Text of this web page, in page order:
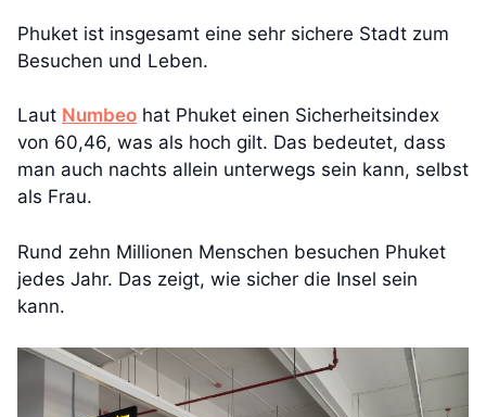
Phuket ist insgesamt eine sehr sichere Stadt zum
Besuchen und Leben.
Laut Numbeo hat Phuket einen Sicherheitsindex
von 60,46, was als hoch gilt. Das bedeutet, dass
man auch nachts allein unterwegs sein kann, selbst
als Frau.
Rund zehn Millionen Menschen besuchen Phuket
jedes Jahr. Das zeigt, wie sicher die Insel sein
kann.